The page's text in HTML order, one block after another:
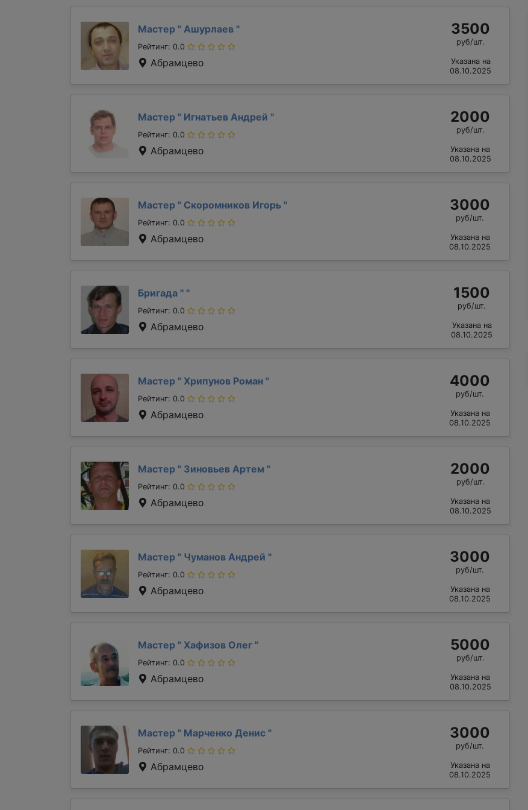
Мастер " Ашурлаев "
Рейтинг: 0.0
Абрамцево
3500
руб/шт.
Указана на
08.10.2025
Мастер " Игнатьев Андрей "
Рейтинг: 0.0
Абрамцево
2000
руб/шт.
Указана на
08.10.2025
Мастер " Скоромников Игорь "
Рейтинг: 0.0
Абрамцево
3000
руб/шт.
Указана на
08.10.2025
Бригада " "
Рейтинг: 0.0
Абрамцево
1500
руб/шт.
Указана на
08.10.2025
Мастер " Хрипунов Роман "
Рейтинг: 0.0
Абрамцево
4000
руб/шт.
Указана на
08.10.2025
Мастер " Зиновьев Артем "
Рейтинг: 0.0
Абрамцево
2000
руб/шт.
Указана на
08.10.2025
Мастер " Чуманов Андрей "
Рейтинг: 0.0
Абрамцево
3000
руб/шт.
Указана на
08.10.2025
Мастер " Хафизов Олег "
Рейтинг: 0.0
Абрамцево
5000
руб/шт.
Указана на
08.10.2025
Мастер " Марченко Денис "
Рейтинг: 0.0
Абрамцево
3000
руб/шт.
Указана на
08.10.2025